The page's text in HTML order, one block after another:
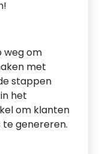
weg om
met
stappen
het
om klanten
genereren.